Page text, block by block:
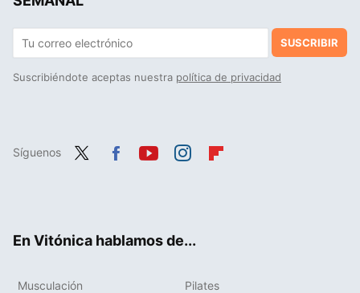
SUSCRIBIR
Suscribiéndote aceptas nuestra política de privacidad
Síguenos
En Vitónica hablamos de...
Musculación Pilates